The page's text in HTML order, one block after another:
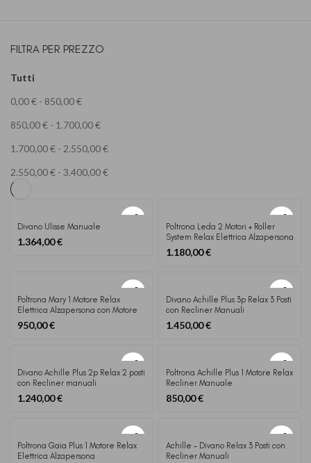
FILTRA PER PREZZO
Tutti
0,00€ - 850,00€
850,00€ - 1.700,00€
1.700,00€ - 2.550,00€
2.550,00€ - 3.400,00€
Divano Ulisse Manuale
1.364,00€
Poltrona Leda 2 Motori + Roller
System Relax Elettrica Alzapersona
1.180,00€
Poltrona Mary 1 Motore Relax
Elettrica Alzapersona con Motore
Okin
950,00€
Divano Achille Plus 3p Relax 3 Posti
con Recliner Manuali
1.450,00€
Divano Achille Plus 2p Relax 2 posti
con Recliner manuali
indipendenti
1.240,00€
Poltrona Achille Plus 1 Motore Relax
Recliner Manuale
850,00€
Poltrona Gaia Plus 1 Motore Relax
Elettrica Alzapersona
Achille – Divano Relax 3 Posti con
Recliner Manuali